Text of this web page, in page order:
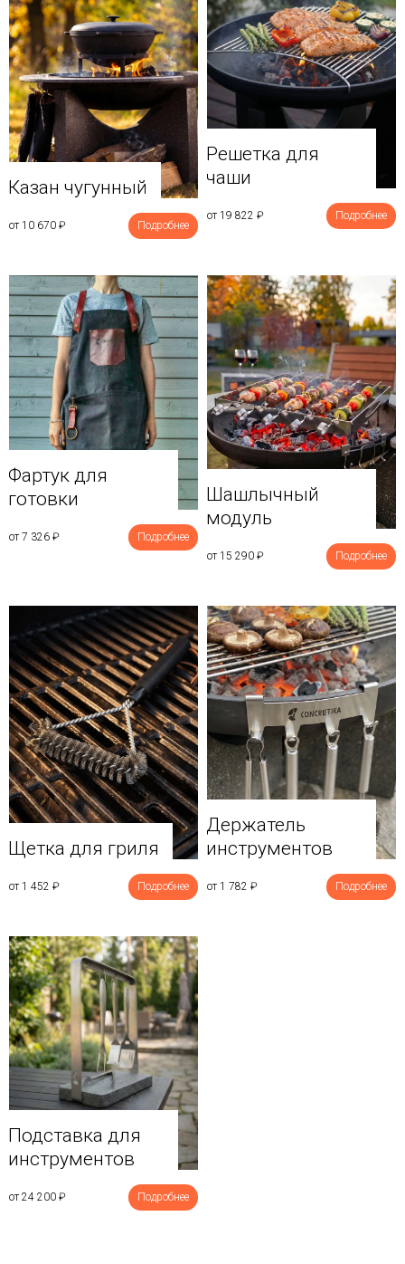
Казан чугунный
от 10 670 ₽ Подробнее
Решетка для
чаши
от 19 822 ₽ Подробнее
Фартук для
готовки
от 7 326 ₽ Подробнее
Шашлычный
модуль
от 15 290 ₽ Подробнее
Щетка для гриля
от 1 452 ₽ Подробнее
Держатель
инструментов
от 1 782 ₽ Подробнее
Подставка для
инструментов
от 24 200 ₽ Подробнее